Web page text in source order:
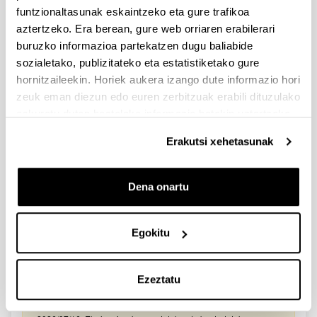
funtzionaltasunak eskaintzeko eta gure trafikoa
aztertzeko. Era berean, gure web orriaren erabilerari
buruzko informazioa partekatzen dugu baliabide
sozialetako, publizitateko eta estatistiketako gure
hornitzaileekin. Horiek aukera izango dute informazio hori
zeuk eman diezun edo euren zerbitzuak erabili dituzulako
Erakutsi xehetasunak
Dena onartu
Egokitu
Ezeztatu
2026/03/25. Onartutako eta baztertutako eskabideen behin-
behineko zerrendako akatsen zuzenketa - 2026/03/23-
Onartuak izan diren eta akatsen bat zuzendu behar duten
eskaeren behin-behineko zerrenda. Alegazioak aurkezteko
epea: 2026/03/24tik 2026/04/09rarte. (biak barne)
Zientzia, Teknologia eta Berrikuntza arloetako kultura
sustatzeko laguntzen deialdia (FECYT) 2026
Aurkezteko epea zabalik: 2026/07/01 - 2026/09/16 13:00
Dokumentazioa bidaltzeko barne-epea: bakarkako
2026/09/11
PROGRAMME 2027
IKERTZAILE DOKTOREAK UPV/EHUn KONTRATATZEKO
DEIALDIA (2026)
Izapide irekia (Eskaerak aurkezteko epea: 2026/06/03 - 2026/06/25
23:59)